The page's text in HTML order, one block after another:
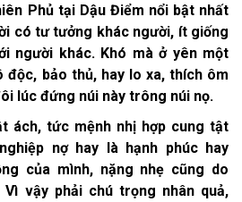
Phủ tại Dậu Điểm nổi bật nhất
có tư tưởng khác người, ít giống
người khác. Khó mà ở yên một
độc, bảo thủ, hay lo xa, thích ôm
lúc đứng núi này trông núi nọ.
ách, tức mệnh nhị hợp cung tật
nợ hay là hạnh phúc hay
của mình, nặng nhẹ cũng do
Vì vậy phải chú trọng nhân quả,